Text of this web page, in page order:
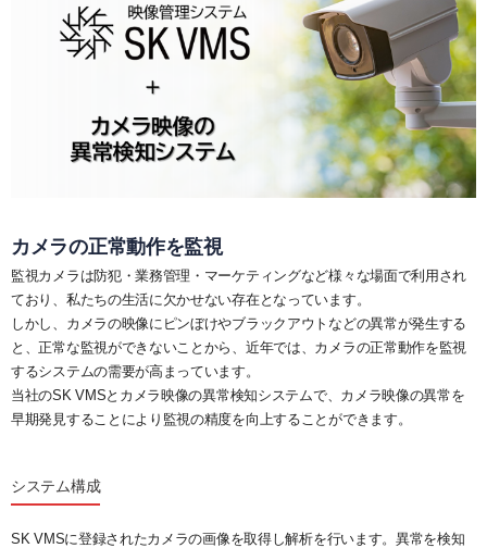
カメラの正常動作を監視
監視カメラは防犯・業務管理・マーケティングなど様々な場面で利用され
ており、私たちの生活に欠かせない存在となっています。
しかし、カメラの映像にピンぼけやブラックアウトなどの異常が発生する
と、正常な監視ができないことから、近年では、カメラの正常動作を監視
するシステムの需要が高まっています。
当社のSK VMSとカメラ映像の異常検知システムで、カメラ映像の異常を
早期発見することにより監視の精度を向上することができます。
システム構成
SK VMSに登録されたカメラの画像を取得し解析を行います。異常を検知